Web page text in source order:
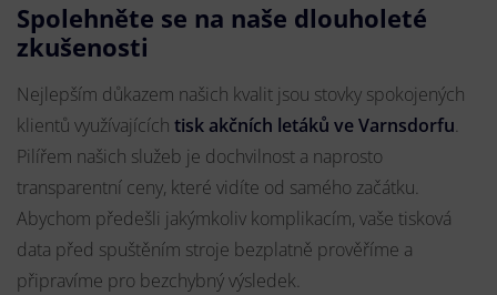
Spolehněte se na naše dlouholeté
zkušenosti
Nejlepším důkazem našich kvalit jsou stovky spokojených
klientů využívajících tisk akčních letáků ve Varnsdorfu.
Pilířem našich služeb je dochvilnost a naprosto
transparentní ceny, které vidíte od samého začátku.
Abychom předešli jakýmkoliv komplikacím, vaše tisková
data před spuštěním stroje bezplatně prověříme a
připravíme pro bezchybný výsledek.